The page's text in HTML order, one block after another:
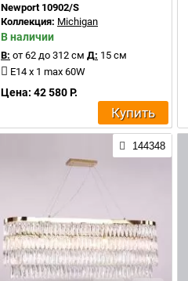
Newport 10902/S
Коллекция: Michigan
В наличии
В: от 62 до 312 см Д: 15 см
E14 x 1 max 60W
Цена: 42 580 Р.
Купить
144348